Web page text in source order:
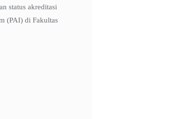
status akreditasi
(PAI) di Fakultas